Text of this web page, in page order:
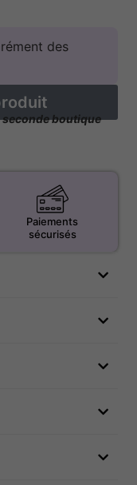
des
boutique
Paiements
sécurisés